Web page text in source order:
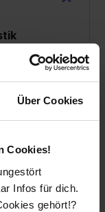
Über Cookies
Cookies!
Infos für dich.
gehört!?